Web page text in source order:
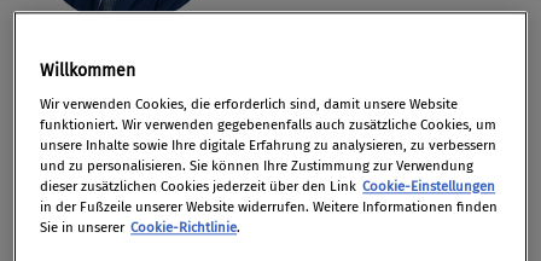
Mag. Peter Blaschke
Artikel auf Xing teilen
Artikel auf linkedIn teilen
Artikel auf Facebook teilen
Artikellink kopieren
Artikel per Mail teilen
Vita
Willkommen
Wir verwenden Cookies, die erforderlich sind, damit unsere Website
funktioniert. Wir verwenden gegebenenfalls auch zusätzliche Cookies, um
unsere Inhalte sowie Ihre digitale Erfahrung zu analysieren, zu verbessern
und zu personalisieren. Sie können Ihre Zustimmung zur Verwendung
dieser zusätzlichen Cookies jederzeit über den Link Cookie-Einstellungen
in der Fußzeile unserer Website widerrufen. Weitere Informationen finden
Sie in unserer Cookie-Richtlinie.